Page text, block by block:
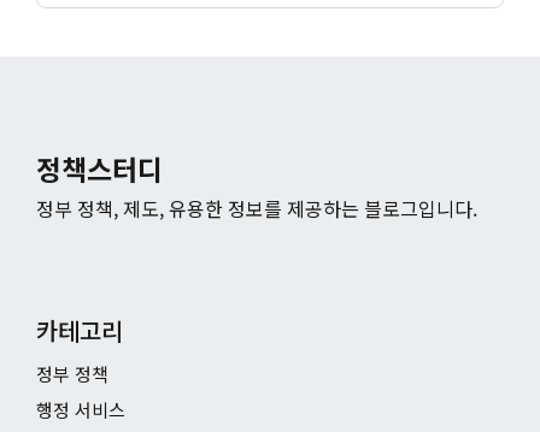
정책스터디
정부 정책, 제도, 유용한 정보를 제공하는 블로그입니다.
카테고리
정부 정책
행정 서비스